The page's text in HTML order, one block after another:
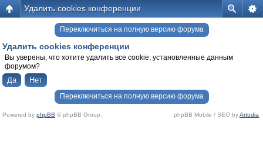
Удалить cookies конференции
Переключиться на полную версию форума
Удалить cookies конференции
Вы уверены, что хотите удалить все cookie, установленные данным
форумом?
Переключиться на полную версию форума
Powered by phpBB © phpBB Group. phpBB Mobile / SEO byArtodia